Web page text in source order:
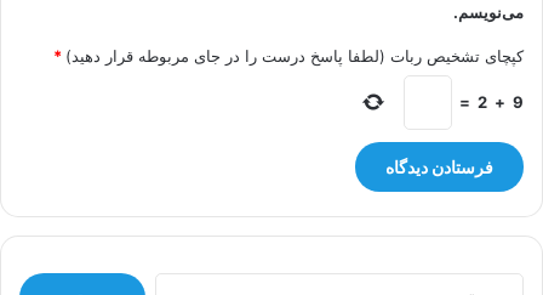
می‌نویسم.
کپچای تشخیص ربات (لطفا پاسخ درست را در جای مربوطه قرار دهید) *
9
+
2
=
جستجو